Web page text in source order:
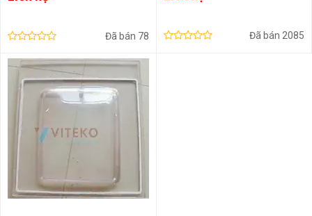
Đã bán 78 Đã bán 2085